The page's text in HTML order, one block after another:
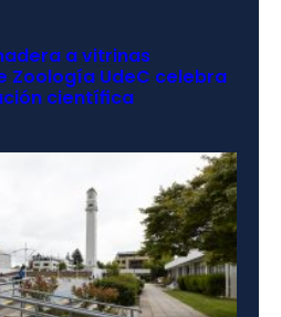
a vitrinas
Zoología UdeC celebra
científica